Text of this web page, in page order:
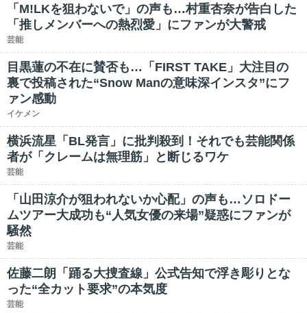
「M!LKを狙わないで」の声も…村重杏奈が告白した
「推しメンバーへの熱烈愛」にファンが大警戒
芸能
目黒蓮の不在に賛否も…「FIRST TAKE」大注目の
裏で投稿された“Snow Manの意味深インスタ”にフ
ァン感動
イケメン
横浜流星「BL発言」に批判殺到！それでも芸能関係
者が「クレームは無理筋」と断じるワケ
芸能
「山田涼介が狙われないか心配」の声も…ソロドー
ムツアー大成功も“人気女優の来場”疑惑にファンが
騒然
芸能
佐藤二朗「踊る大捜査線」公式告知で浮き彫りとな
った“全カット要求”の本気度
芸能